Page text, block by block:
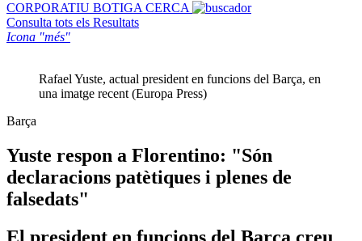
CORPORATIU BOTIGA CERCA
Consulta tots els Resultats
Icona "més"
Rafael Yuste, actual president en funcions del Barça, en
una imatge recent (Europa Press)
Barça
Yuste respon a Florentino: "Són
declaracions patètiques i plenes de
falsedats"